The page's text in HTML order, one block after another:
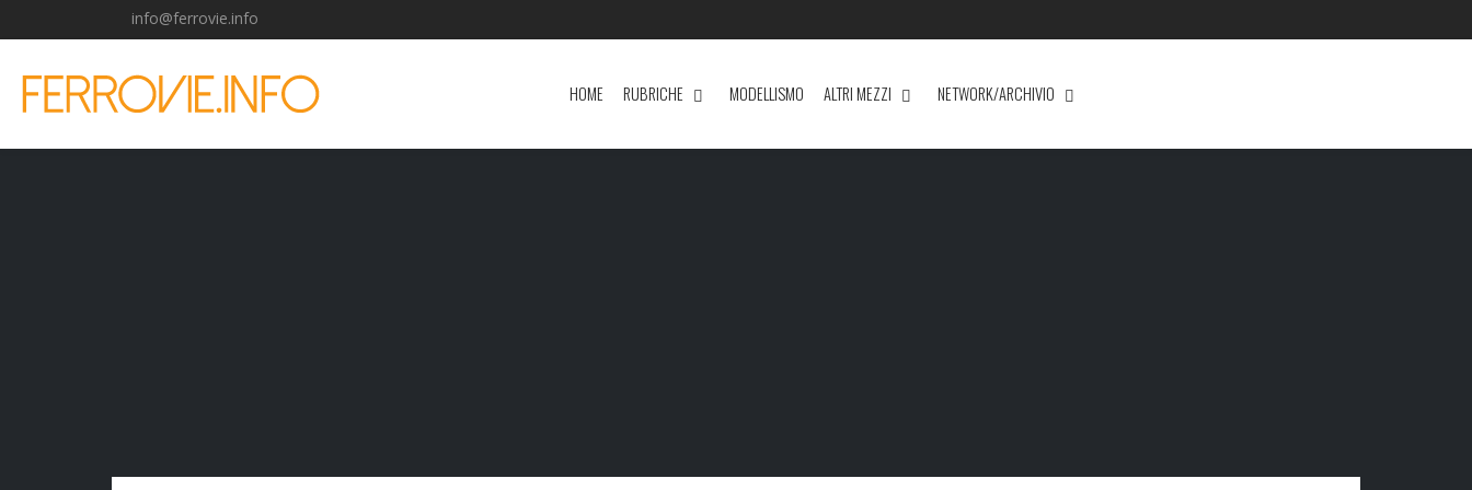
info@ferrovie.info
HOME RUBRICHE MODELLISMO ALTRI MEZZI NETWORK/ARCHIVIO